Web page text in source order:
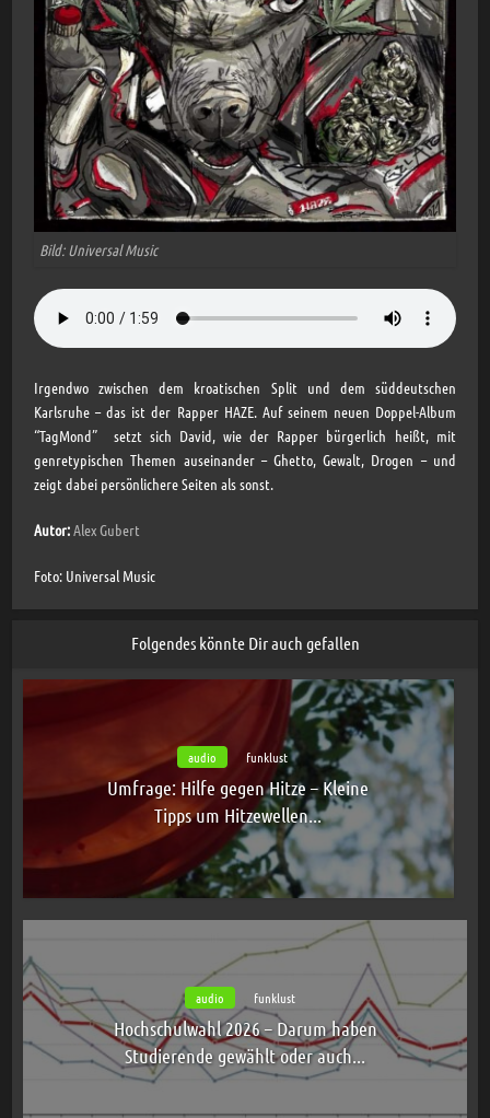
Bild: Universal Music
Irgendwo zwischen dem kroatischen Split und dem süddeutschen
Karlsruhe – das ist der Rapper HAZE. Auf seinem neuen Doppel-Album
“TagMond” setzt sich David, wie der Rapper bürgerlich heißt, mit
genretypischen Themen auseinander – Ghetto, Gewalt, Drogen – und
zeigt dabei persönlichere Seiten als sonst.
Autor: Alex Gubert
Foto: Universal Music
Folgendes könnte Dir auch gefallen
audio funklust
Umfrage: Hilfe gegen Hitze – Kleine
Tipps um Hitzewellen...
audio funklust
Hochschulwahl 2026 – Darum haben
Studierende gewählt oder auch...